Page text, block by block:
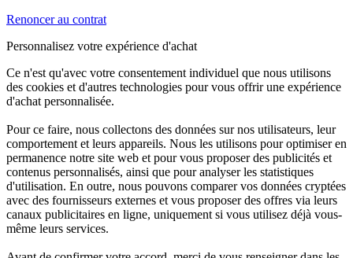
Renoncer au contrat
Personnalisez votre expérience d'achat
Ce n'est qu'avec votre consentement individuel que nous utilisons
des cookies et d'autres technologies pour vous offrir une expérience
d'achat personnalisée.
Pour ce faire, nous collectons des données sur nos utilisateurs, leur
comportement et leurs appareils. Nous les utilisons pour optimiser en
permanence notre site web et pour vous proposer des publicités et
contenus personnalisés, ainsi que pour analyser les statistiques
d'utilisation. En outre, nous pouvons comparer vos données cryptées
avec des fournisseurs externes et vous proposer des offres via leurs
canaux publicitaires en ligne, uniquement si vous utilisez déjà vous-
même leurs services.